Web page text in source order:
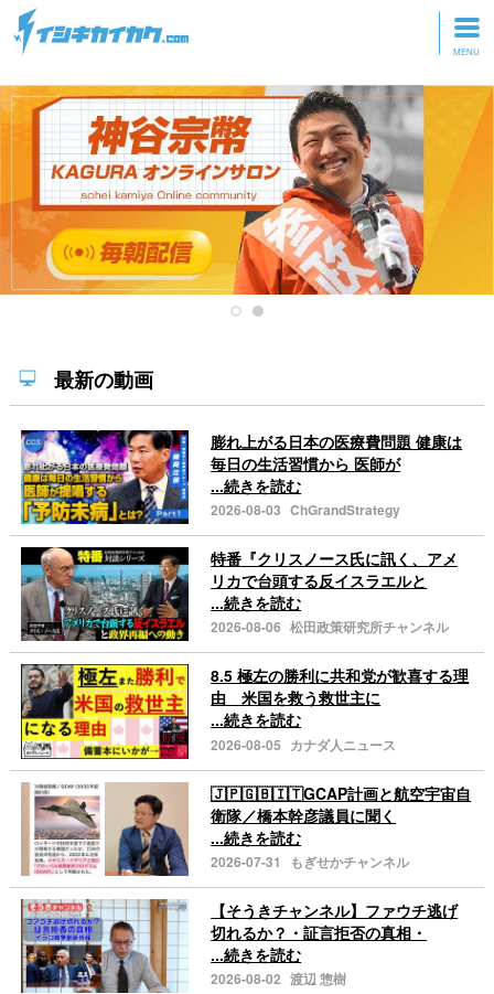
トップページ
動画を見る
記事を読む
セミナーに参加
研修・ツアーに参加
最新の動画
膨れ上がる日本の医療費問題 健康は
毎日の生活習慣から 医師が
...続きを読む
2026-08-03 ChGrandStrategy
特番『クリスノース氏に訊く、アメ
リカで台頭する反イスラエルと
...続きを読む
2026-08-06 松田政策研究所チャンネル
8.5 極左の勝利に共和党が歓喜する理
由 米国を救う救世主に
...続きを読む
2026-08-05 カナダ人ニュース
🇯🇵🇬🇧🇮🇹GCAP計画と航空宇宙自
衛隊／橋本幹彦議員に聞く
...続きを読む
2026-07-31 もぎせかチャンネル
【そうきチャンネル】ファウチ逃げ
切れるか？・証言拒否の真相・
...続きを読む
2026-08-02 渡辺 惣樹